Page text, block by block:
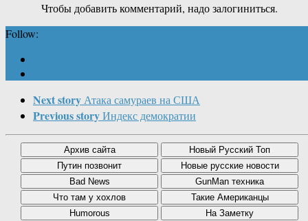
Чтобы добавить комментарий, надо залогиниться.
Follow:
Next storyАтака самураев на США
Previous storyИндекс демократии